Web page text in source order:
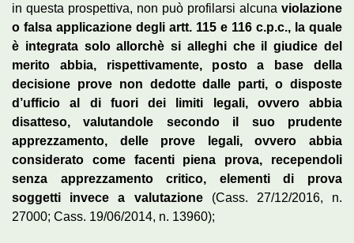
in questa prospettiva, non può profilarsi alcuna violazione
o falsa applicazione degli artt. 115 e 116 c.p.c., la quale
è integrata solo allorchè si alleghi che il giudice del
merito abbia, rispettivamente, posto a base della
decisione prove non dedotte dalle parti, o disposte
d’ufficio al di fuori dei limiti legali, ovvero abbia
disatteso, valutandole secondo il suo prudente
apprezzamento, delle prove legali, ovvero abbia
considerato come facenti piena prova, recependoli
senza apprezzamento critico, elementi di prova
soggetti invece a valutazione(Cass. 27/12/2016, n.
27000; Cass. 19/06/2014, n. 13960);